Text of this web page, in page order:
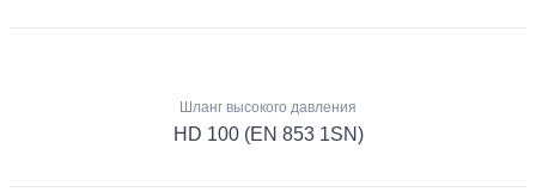
Шланг высокого давления
HD 100 (EN 853 1SN)